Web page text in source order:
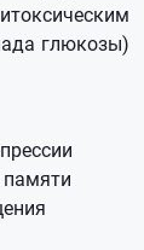
глюкозы)